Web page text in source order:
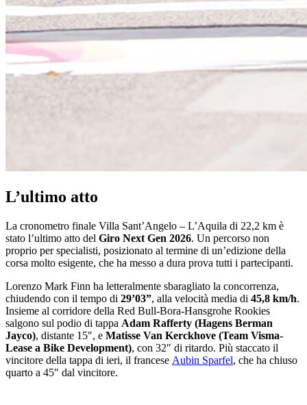
L’ultimo atto
La cronometro finale Villa Sant’Angelo – L’Aquila di 22,2 km è
stato l’ultimo atto del Giro Next Gen 2026. Un percorso non
proprio per specialisti, posizionato al termine di un’edizione della
corsa molto esigente, che ha messo a dura prova tutti i partecipanti.
Lorenzo Mark Finn ha letteralmente sbaragliato la concorrenza,
chiudendo con il tempo di 29’03”, alla velocità media di 45,8 km/h.
Insieme al corridore della Red Bull-Bora-Hansgrohe Rookies
salgono sul podio di tappa Adam Rafferty (Hagens Berman
Jayco), distante 15″, e Matisse Van Kerckhove (Team Visma-
Lease a Bike Development), con 32″ di ritardo. Più staccato il
vincitore della tappa di ieri, il francese Aubin Sparfel, che ha chiuso
quarto a 45″ dal vincitore.